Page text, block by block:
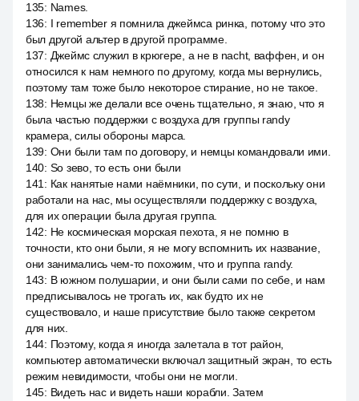
135: Names.
136: I remember я помнила джеймса ринка, потому что это
был другой альтер в другой программе.
137: Джеймс служил в крюгере, а не в nacht, ваффен, и он
относился к нам немного по другому, когда мы вернулись,
поэтому там тоже было некоторое стирание, но не такое.
138: Немцы же делали все очень тщательно, я знаю, что я
была частью поддержки с воздуха для группы randy
крамера, силы обороны марса.
139: Они были там по договору, и немцы командовали ими.
140: So зево, то есть они были
141 : Как нанятые нами наёмники, по сути, и поскольку они
работали на нас, мы осуществляли поддержку с воздуха,
для их операции была другая группа.
142: Не космическая морская пехота, я не помню в
точности, кто они были, я не могу вспомнить их название,
они занимались чем-то похожим, что и группа randy.
143: В южном полушарии, и они были сами по себе, и нам
предписывалось не трогать их, как будто их не
существовало, и наше присутствие было также секретом
для них.
144: Поэтому, когда я иногда залетала в тот район,
компьютер автоматически включал защитный экран, то есть
режим невидимости, чтобы они не могли.
145: Видеть нас и видеть наши корабли. Затем